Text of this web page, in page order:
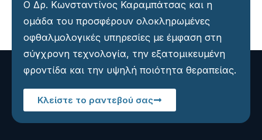
Ο Δρ. Κωνσταντίνος Καραμπάτσας και η
ομάδα του προσφέρουν ολοκληρωμένες
οφθαλμολογικές υπηρεσίες με έμφαση στη
σύγχρονη τεχνολογία, την εξατομικευμένη
φροντίδα και την υψηλή ποιότητα θεραπείας.
Κλείστε το ραντεβού σας